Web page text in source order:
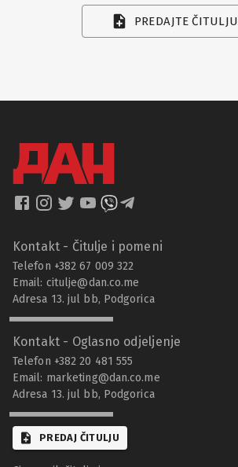
PREDAJTE ČITULJU
Kontakt - Čitulje i pomeni
Telefon +382 67 009 322
Email: citulje@dan.co.me
Adresa 13. jul bb, Podgorica
Kontakt - Oglasno odjeljenje
Telefon +382 20 481 555
Email: marketing@dan.co.me
Adresa 13. jul bb, Podgorica
PREDAJ ČITULJU